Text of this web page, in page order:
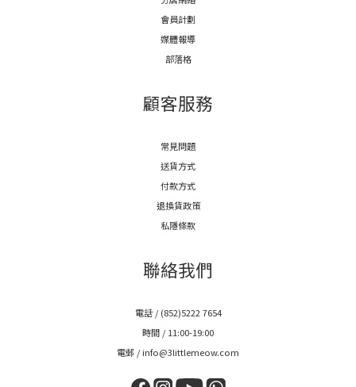
會員計劃
媒體報導
部落格
顧客服務
常見問題
送貨方式
付款方式
退換貨政策
私隱條款
聯絡我們
電話 / (852)5222 7654
時間 / 11:00-19:00
電郵 / info@3littlemeow.com